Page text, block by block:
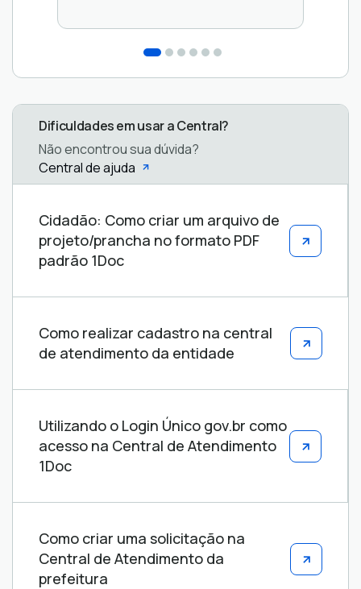
Dificuldades em usar a Central?
Não encontrou sua dúvida?
Central de ajuda
Cidadão: Como criar um arquivo de
projeto/prancha no formato PDF
padrão 1Doc
Como realizar cadastro na central
de atendimento da entidade
Utilizando o Login Único gov.br como
acesso na Central de Atendimento
1Doc
Como criar uma solicitação na
Central de Atendimento da
prefeitura
ajuda